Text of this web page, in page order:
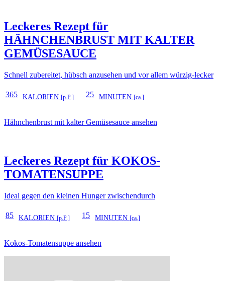
Leckeres Rezept für
HÄHNCHENBRUST MIT KALTER
GEMÜSESAUCE
Schnell zubereitet, hübsch anzusehen und vor allem würzig-lecker
365 KALORIEN [p.P.] 25 MINUTEN [ca.]
Hähnchenbrust mit kalter Gemüsesauce ansehen
Leckeres Rezept für KOKOS-
TOMATENSUPPE
Ideal gegen den kleinen Hunger zwischendurch
85 KALORIEN [p.P.] 15 MINUTEN [ca.]
Kokos-Tomatensuppe ansehen